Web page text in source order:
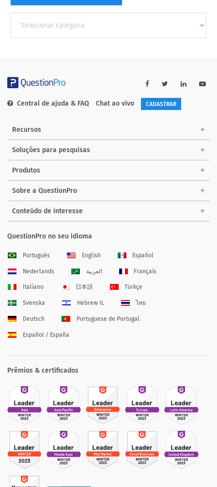
Categorias
Central de ajuda & FAQ Chat ao vivo CADASTRAR
Recursos
Soluções para pesquisas
Produtos
Sobre a QuestionPro
Conteúdo de interesse
QuestionPro no seu idioma
Português English Español
Nederlands العربية Français
Italiano 日本語 Türkçe
Svenska Hebrew IL ไทย
Deutsch Portuguese de Portugal
Español / España
Prêmios & certificados